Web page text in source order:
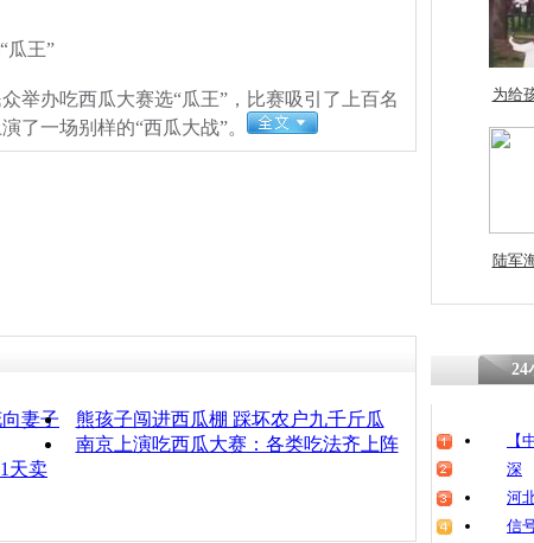
王”
办吃西瓜大赛选“瓜王”，比赛吸引了上百名
了一场别样的“西瓜大战”。
为给
陆军
妻子
熊孩子闯进西瓜棚 踩坏农户九千斤瓜
南京上演吃西瓜大赛：各类吃法齐上阵
天卖
24
【
深
河
信